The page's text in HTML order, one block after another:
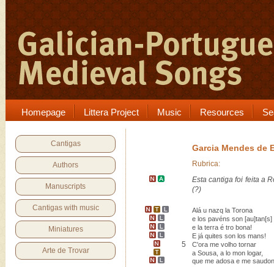
Homepage Littera Project Music Resources
Cantigas
Authors
Manuscripts
Cantigas with music
Miniatures
Arte de Trovar
Garcia Mendes de
Rubrica:
Esta cantiga foi feita a
(?)
Alá u nazq la Torona
e los pavéns son [au]tan[s]
e la terra é tro bona!
E já quites son los mans!
5
C'ora me volho tornar
a Sousa , a lo mon logar,
que me adosa e me